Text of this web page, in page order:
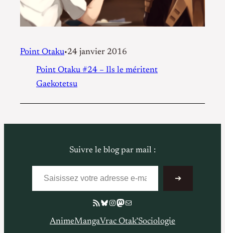
Point Otaku•24 janvier 2016
Point Otaku #24 – Ils le méritent
Gaekotetsu
Suivre le blog par mail :
Saisissez votre adresse e-mail…
➔
Flux RSSBluesky
Instagram
Mastodon
E-mail
AnimeMangaVrac Otak’Sociologie